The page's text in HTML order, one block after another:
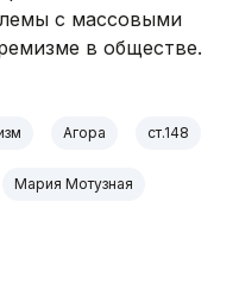
с массовыми
в обществе.
Агора ст.148
Мария Мотузная